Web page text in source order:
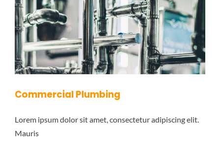
Commercial Plumbing
Lorem ipsum dolor sit amet, consectetur adipiscing elit.
Mauris